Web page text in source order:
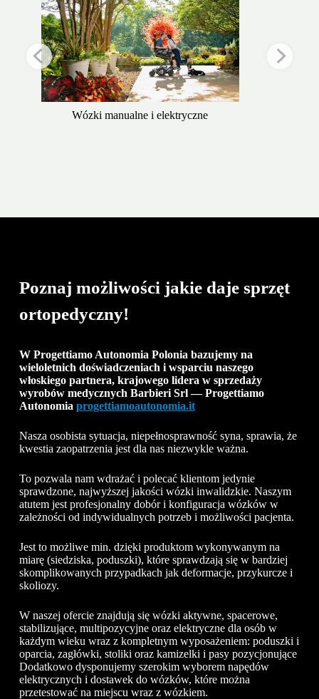
Wózki manualne i elektryczne
Poznaj możliwości jakie daje sprzęt
ortopedyczny!
W Progettiamo Autonomia Polonia bazujemy na
wieloletnich doświadczeniach i wsparciu naszego
włoskiego partnera, krajowego lidera w sprzedaży
wyrobów medycznych Barbieri Srl — Progettiamo
Autonomia progettiamoautonomia.it
Nasza osobista sytuacja, niepełnosprawność syna, sprawia, że
kwestia zaopatrzenia jest dla nas niezwykle ważna.
To pozwala nam wdrażać i polecać klientom jedynie
sprawdzone, najwyższej jakości wózki inwalidzkie. Naszym
atutem jest profesjonalny dobór i konfiguracja wózków w
zależności od indywidualnych potrzeb i możliwości pacjenta.
Jest to możliwe min. dzięki produktom wykonywanym na
miarę (siedziska, poduszki), które sprawdzają się w bardziej
skomplikowanych przypadkach jak deformacje, przykurcze i
skoliozy.
W naszej ofercie znajdują się wózki aktywne, spacerowe,
stabilizujące, multipozycyjne oraz elektryczne dla osób w
każdym wieku wraz z kompletnym wyposażeniem: poduszki i
oparcia, zagłówki, stoliki oraz kamizelki i pasy pozycjonujące
Dodatkowo dysponujemy szerokim wyborem napędów
elektrycznych i dostawek do wózków, które można
przetestować na miejscu wraz z wózkiem.